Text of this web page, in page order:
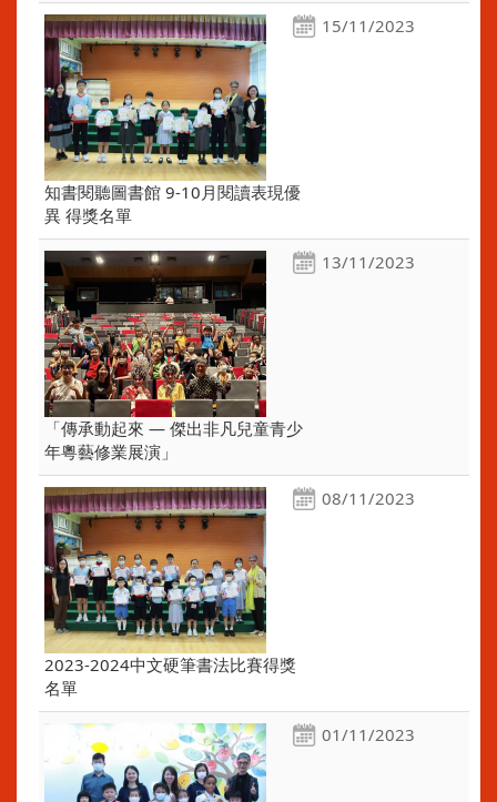
15/11/2023
知書閱聽圖書館 9-10月閱讀表現優
異 得獎名單
13/11/2023
「傳承動起來 — 傑出非凡兒童青少
年粵藝修業展演」
08/11/2023
2023-2024中文硬筆書法比賽得獎
名單
01/11/2023